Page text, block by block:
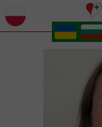
.
.